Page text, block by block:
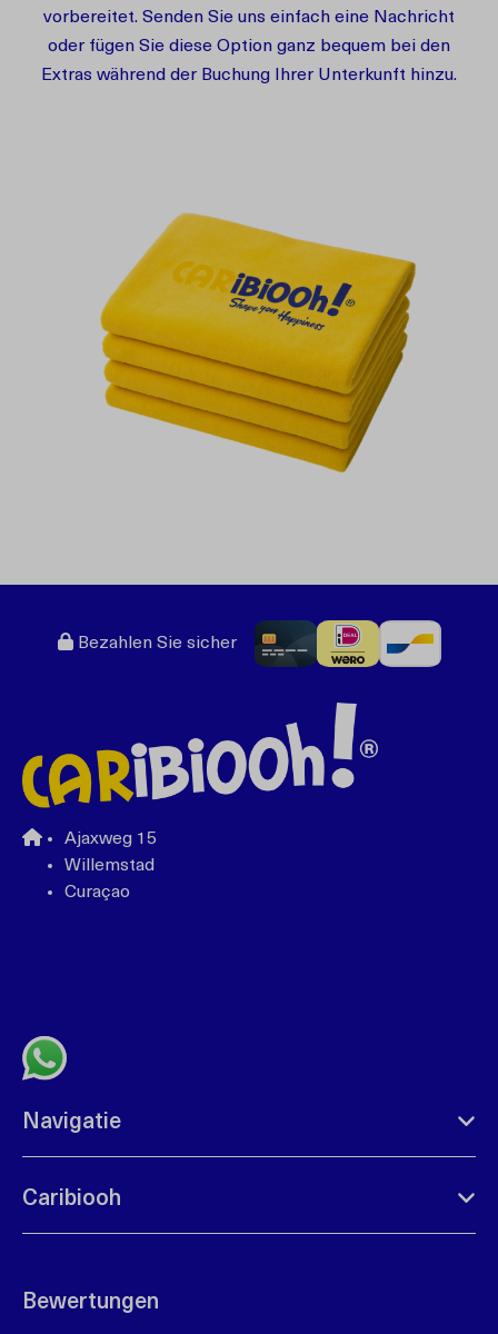
vorbereitet. Senden Sie uns einfach eine Nachricht
oder fügen Sie diese Option ganz bequem bei den
Extras während der Buchung Ihrer Unterkunft hinzu.
Bezahlen Sie sicher
Ajaxweg 15
Willemstad
Curaçao
Navigatie
Caribiooh
Bewertungen